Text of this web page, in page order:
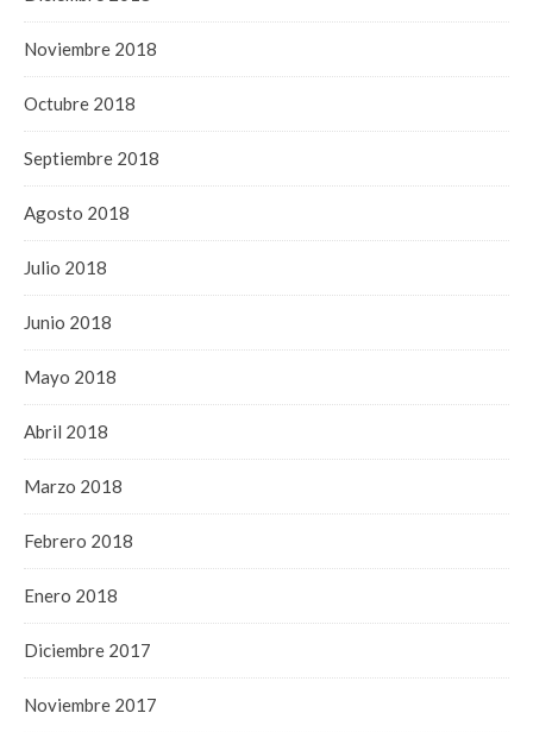
Noviembre 2018
Octubre 2018
Septiembre 2018
Agosto 2018
Julio 2018
Junio 2018
Mayo 2018
Abril 2018
Marzo 2018
Febrero 2018
Enero 2018
Diciembre 2017
Noviembre 2017